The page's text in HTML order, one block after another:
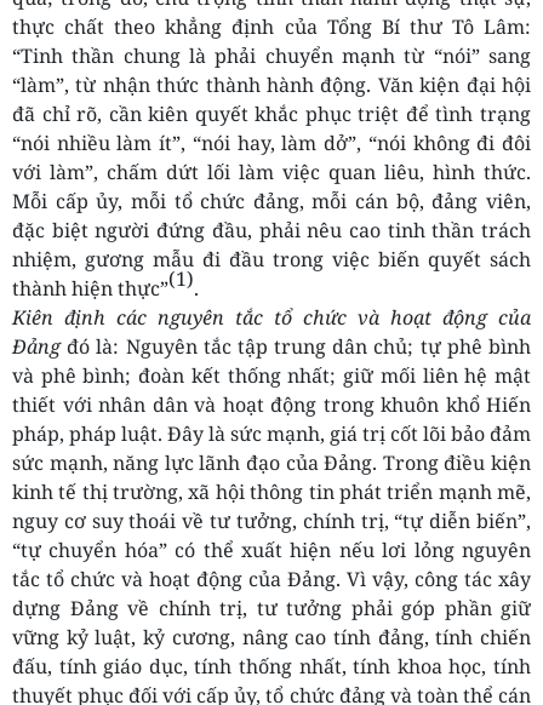
thực chất theo khẳng định của Tổng Bí thư Tô Lâm:
“Tinh thần chung là phải chuyển mạnh từ “nói” sang
“làm”, từ nhận thức thành hành động. Văn kiện đại hội
đã chỉ rõ, cần kiên quyết khắc phục triệt để tình trạng
“nói nhiều làm ít”, “nói hay, làm dở”, “nói không đi đôi
với làm”, chấm dứt lối làm việc quan liêu, hình thức.
Mỗi cấp ủy, mỗi tổ chức đảng, mỗi cán bộ, đảng viên,
đặc biệt người đứng đầu, phải nêu cao tinh thần trách
nhiệm, gương mẫu đi đầu trong việc biến quyết sách
thành hiện thực”(1).
Kiên định các nguyên tắc tổ chức và hoạt động của
Đảngđó là: Nguyên tắc tập trung dân chủ; tự phê bình
và phê bình; đoàn kết thống nhất; giữ mối liên hệ mật
thiết với nhân dân và hoạt động trong khuôn khổ Hiến
pháp, pháp luật. Đây là sức mạnh, giá trị cốt lõi bảo đảm
sức mạnh, năng lực lãnh đạo của Đảng. Trong điều kiện
kinh tế thị trường, xã hội thông tin phát triển mạnh mẽ,
nguy cơ suy thoái về tư tưởng, chính trị, “tự diễn biến”,
“tự chuyển hóa” có thể xuất hiện nếu lơi lỏng nguyên
tắc tổ chức và hoạt động của Đảng. Vì vậy, công tác xây
dựng Đảng về chính trị, tư tưởng phải góp phần giữ
vững kỷ luật, kỷ cương, nâng cao tính đảng, tính chiến
đấu, tính giáo dục, tính thống nhất, tính khoa học, tính
thuyết phục đối với cấp ủy, tổ chức đảng và toàn thể cán